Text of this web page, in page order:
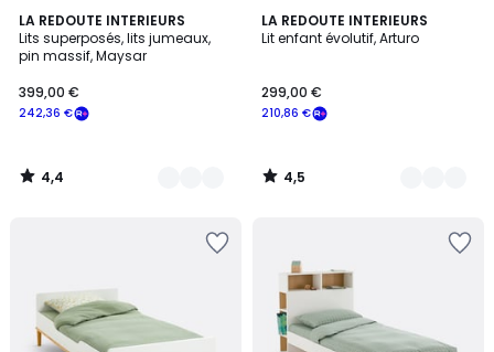
LA REDOUTE INTERIEURS
Lits superposés, lits jumeaux,
pin massif, Maysar
€
souscrivez
notre
programme
place
242,36
€.
242,36 €
399,00 €
4,4
/ 5
2
Couleurs
4,4
/
LA REDOUTE INTERIEURS
Lit enfant évolutif, Arturo
210,86 €
299,00 €
4,5
/ 5
2
Couleurs
4,5
/